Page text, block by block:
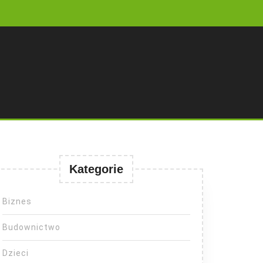
Kategorie
Biznes
Budownictwo
Dzieci